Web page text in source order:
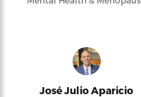
José Julio Aparicio